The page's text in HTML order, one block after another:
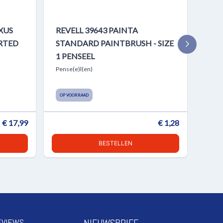
€ 17,99
REVELL 39643 PAINTA
STANDARD PAINTBRUSH - SIZE
1 PENSEEL
Pense(e)l(en)
OP VOORRAAD
€ 1,28
BESTELLEN